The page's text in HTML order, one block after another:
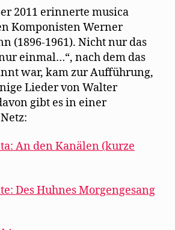
erinnert
Werner
Richard
Heymann
–
und
an
2011 erinnerte musica
Komponisten Werner
(1896-1961). Nicht nur das
einmal…“, nach dem das
war, kam zur Aufführung,
Lieder von Walter
gibt es in einer
An den Kanälen (kurze
Des Huhnes Morgengesang